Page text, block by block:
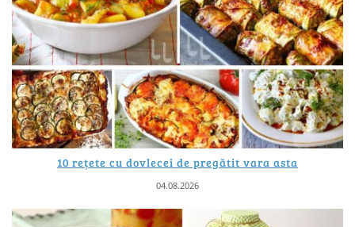
10 rețete cu dovlecei de pregătit vara asta
04.08.2026